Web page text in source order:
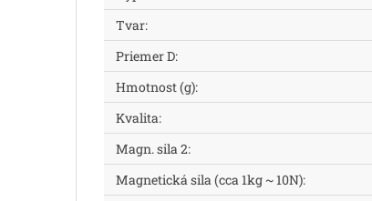
Tvar:
Priemer D:
Hmotnost (g):
Kvalita:
Magn. sila 2:
Magnetická sila (cca 1kg ~ 10N):